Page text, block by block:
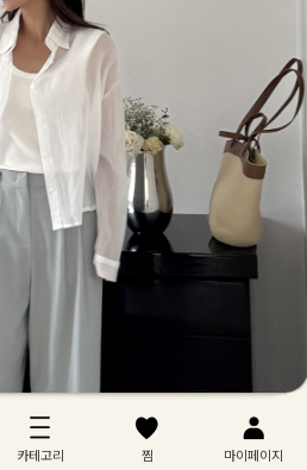
카테고리 찜 마이페이지